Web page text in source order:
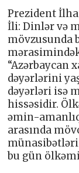
Prezident
İli: Dinlər və
mövzusunda
“Azərbaycan
dəyərlərini
dəyərləri isə
hissəsidir.
əmin-
arasında
bu gün